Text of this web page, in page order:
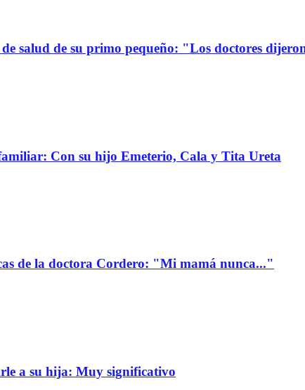
salud de su primo pequeño: "Los doctores
Con su hijo Emeterio, Cala y Tita Ureta
de la doctora Cordero: "Mi mamá nunca..."
a su hija: Muy significativo